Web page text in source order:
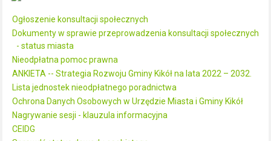
Ogłoszenie konsultacji społecznych
Dokumenty w sprawie przeprowadzenia konsultacji społecznych
- status miasta
Nieodpłatna pomoc prawna
ANKIETA -- Strategia Rozwoju Gminy Kikół na lata 2022 – 2032.
Lista jednostek nieodpłatnego poradnictwa
Ochrona Danych Osobowych w Urzędzie Miasta i Gminy Kikół
Nagrywanie sesji - klauzula informacyjna
CEIDG